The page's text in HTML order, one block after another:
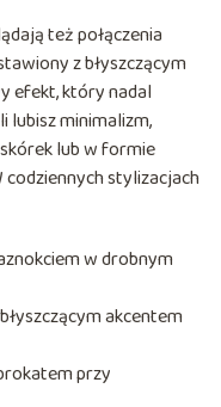
też połączenia
z błyszczącym
efekt, który nadal
lubisz minimalizm,
lub w formie
stylizacjach
w drobnym
akcentem
przy